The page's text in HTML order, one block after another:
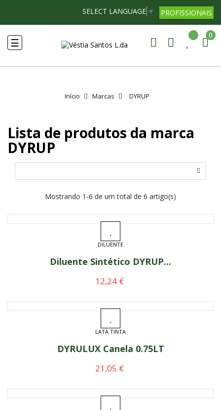
PROFISSIONAIS
SELECT LANGUAGE ▼
Toggle
navigation
☰
0
Início Marcas DYRUP
Lista de produtos da marca
DYRUP
Mostrando 1-6 de um total de 6 artigo(s)
DILUENTE
Diluente Sintético DYRUP...
Preço
12,24 €
LATA TINTA
DYRULUX Canela 0.75LT
Preço
21,05 €